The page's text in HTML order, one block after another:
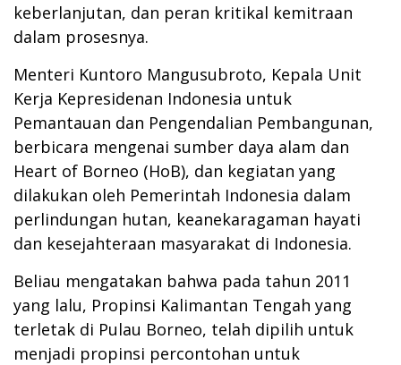
keberlanjutan, dan peran kritikal kemitraan
dalam prosesnya.
Menteri Kuntoro Mangusubroto, Kepala Unit
Kerja Kepresidenan Indonesia untuk
Pemantauan dan Pengendalian Pembangunan,
berbicara mengenai sumber daya alam dan
Heart of Borneo (HoB), dan kegiatan yang
dilakukan oleh Pemerintah Indonesia dalam
perlindungan hutan, keanekaragaman hayati
dan kesejahteraan masyarakat di Indonesia.
Beliau mengatakan bahwa pada tahun 2011
yang lalu, Propinsi Kalimantan Tengah yang
terletak di Pulau Borneo, telah dipilih untuk
menjadi propinsi percontohan untuk